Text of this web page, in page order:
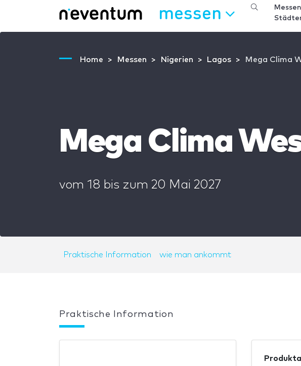
messen
Home Messen Nigerien Lagos Mega Clima
Mega Clima
vom 18 bis zum 20 Mai 2027
Praktische Information wie man ankommt
Praktische Information